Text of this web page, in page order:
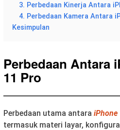
3. Perbedaan Kinerja Antara
4. Perbedaan Kamera Antara
Kesimpulan
Perbedaan Antara
11 Pro
Perbedaan utama antara iPhone
termasuk materi layar,